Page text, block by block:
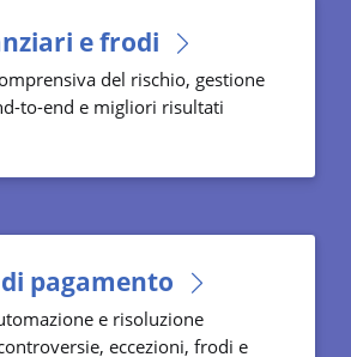
e frodi
del rischio, gestione
to-end e migliori risultati
pagamento
e risoluzione
eccezioni, frodi e